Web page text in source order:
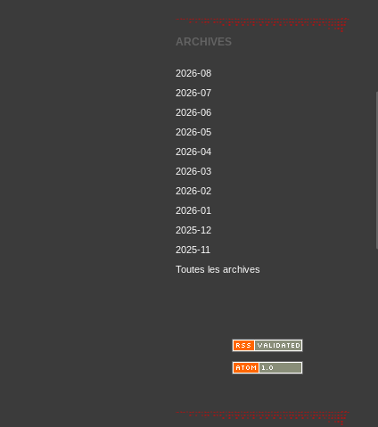
ARCHIVES
2026-08
2026-07
2026-06
2026-05
2026-04
2026-03
2026-02
2026-01
2025-12
2025-11
Toutes les archives